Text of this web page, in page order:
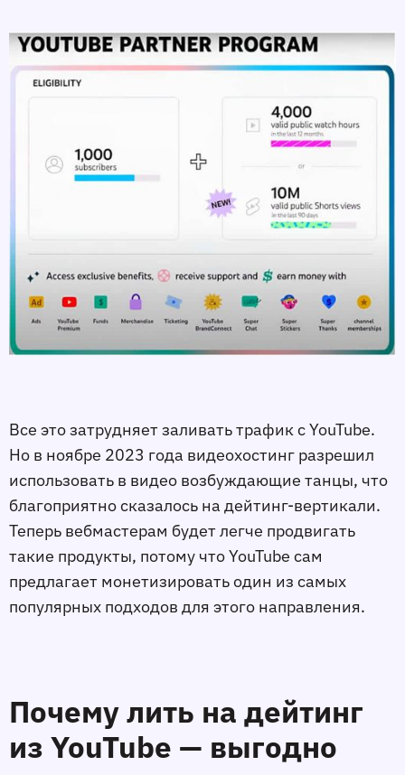
Все это затрудняет заливать трафик с YouTube.
Но в ноябре 2023 года видеохостинг разрешил
использовать в видео возбуждающие танцы, что
благоприятно сказалось на дейтинг-вертикали.
Теперь вебмастерам будет легче продвигать
такие продукты, потому что YouTube сам
предлагает монетизировать один из самых
популярных подходов для этого направления.
Почему лить на дейтинг
из YouTube — выгодно